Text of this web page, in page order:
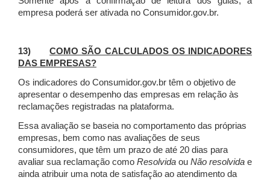
empresa poderá ser ativada no Consumidor.gov.br.
13)COMO SÃO CALCULADOS OS INDICADORES
DAS EMPRESAS?
Os indicadores do Consumidor.gov.br têm o objetivo de
apresentar o desempenho das empresas em relação às
reclamações registradas na plataforma.
Essa avaliação se baseia no comportamento das próprias
empresas, bem como nas avaliações de seus
consumidores, que têm um prazo de até 20 dias para
avaliar sua reclamação como Resolvida ou Não resolvida e
ainda atribuir uma nota de satisfação ao atendimento da